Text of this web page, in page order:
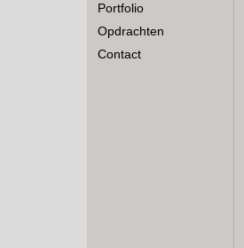
Portfolio
Opdrachten
Contact